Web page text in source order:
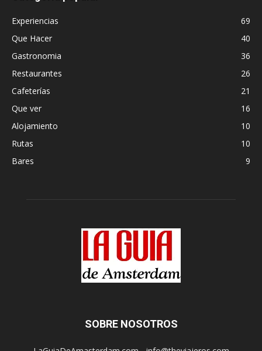
Experiencias
69
Que Hacer
40
Gastronomia
36
Restaurantes
26
Cafeterías
21
Que ver
16
Alojamiento
10
Rutas
10
Bares
9
SOBRE NOSOTROS